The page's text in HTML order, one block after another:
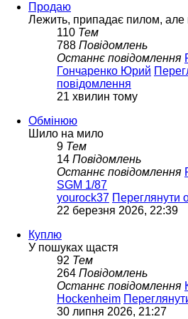
Продаю
Лежить, припадає пилом, але
110 Тем
788 Повідомлень
Останнє повідомлення
Гончаренко Юрий
повідомлення
21 хвилин тому
Обмінюю
Шило на мило
9 Тем
14 Повідомлень
Останнє повідомлення
SGM 1/87
yourock37 Переглянути
22 березня 2026, 22:39
Куплю
У пошуках щастя
92 Тем
264 Повідомлень
Останнє повідомлення
Hockenheim
30 липня 2026, 21:27